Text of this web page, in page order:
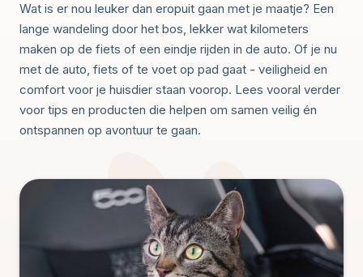
Wat is er nou leuker dan eropuit gaan met je maatje? Een
lange wandeling door het bos, lekker wat kilometers
maken op de fiets of een eindje rijden in de auto. Of je nu
met de auto, fiets of te voet op pad gaat - veiligheid en
comfort voor je huisdier staan voorop. Lees vooral verder
voor tips en producten die helpen om samen veilig én
ontspannen op avontuur te gaan.